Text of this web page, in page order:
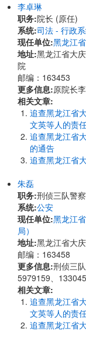
李卓琳
职务:院长 (原任)
系统:司法 - 行政
现任单位:黑龙江
地址:黑龙江省大
院
邮编：163453
更多信息:原院长
相关文章:
追查黑龙江省
文英等人的责
追查黑龙江省
的通告
追查黑龙江省
朱磊
职务:刑侦三队警察
系统:公安
现任单位:黑龙江
局）
地址:黑龙江省大
邮编：163458
更多信息:刑侦三
5979159、
相关文章:
追查黑龙江省
文英等人的责
追查黑龙江省